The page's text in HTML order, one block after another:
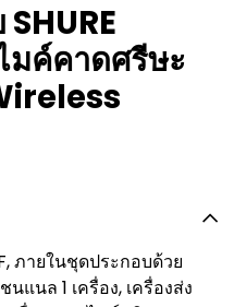
มค์คาดศรีษะ
ภายในชุดประกอบด้วย
นแนล 1 เครื่อง, เครื่องส่ง